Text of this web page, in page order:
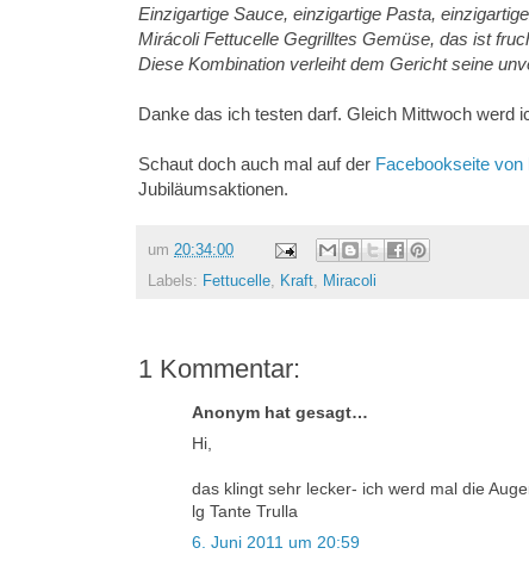
Einzigartige Sauce, einzigartige Pasta,
Mirácoli Fettucelle Gegrilltes Gemüse, das ist
Diese Kombination verleiht dem Gericht seine
Danke das ich testen darf. Gleich Mittwoch werd
Schaut doch auch mal auf der Facebookseite von
Jubiläumsaktionen.
um 20:34:00
Labels: Fettucelle, Kraft, Miracoli
1 Kommentar:
Anonym hat gesagt…
Hi,
das klingt sehr lecker- ich werd mal die
lg Tante Trulla
6. Juni 2011 um 20:59